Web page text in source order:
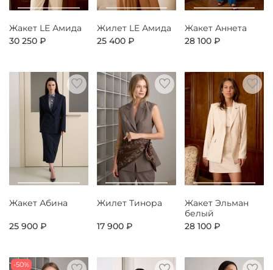
Жакет LE Амида
30 250 ₽
Жилет LE Амида
25 400 ₽
Жакет Аннета
28 100 ₽
Жакет Абина
25 900 ₽
Жилет Тинора
17 900 ₽
Жакет Эльман
белый
28 100 ₽
-50%